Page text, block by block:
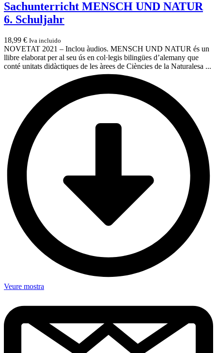
Sachunterricht MENSCH UND NATUR
6. Schuljahr
18,99 € Iva incluido
NOVETAT 2021 – Inclou àudios. MENSCH UND NATUR és un
llibre elaborat per al seu ús en col·legis bilingües d’alemany que
conté unitats didàctiques de les àrees de Ciències de la Naturalesa ...
Veure mostra